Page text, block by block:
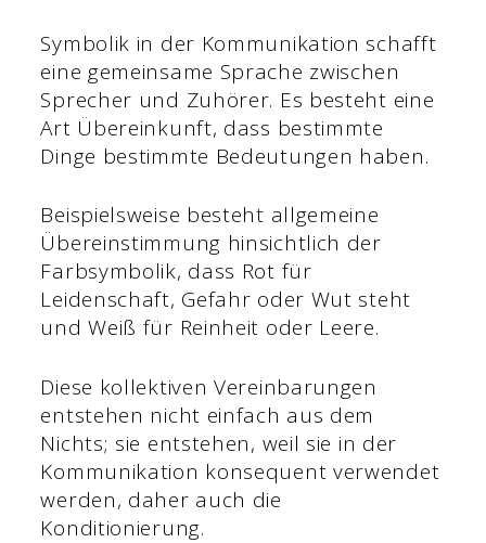
Symbolik in der Kommunikation schafft
eine gemeinsame Sprache zwischen
Sprecher und Zuhörer. Es besteht eine
Art Übereinkunft, dass bestimmte
Dinge bestimmte Bedeutungen haben.
Beispielsweise besteht allgemeine
Übereinstimmung hinsichtlich der
Farbsymbolik, dass Rot für
Leidenschaft, Gefahr oder Wut steht
und Weiß für Reinheit oder Leere.
Diese kollektiven Vereinbarungen
entstehen nicht einfach aus dem
Nichts; sie entstehen, weil sie in der
Kommunikation konsequent verwendet
werden, daher auch die
Konditionierung.